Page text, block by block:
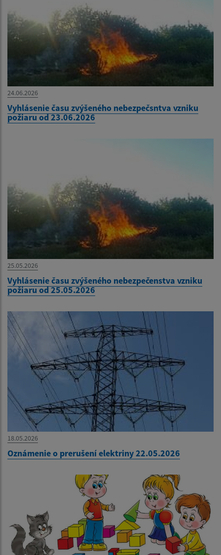
24.06.2026
Vyhlásenie času zvýšeného nebezpečsntva vzniku
požiaru od 23.06.2026
25.05.2026
Vyhlásenie času zvýšeného nebezpečenstva vzniku
požiaru od 25.05.2026
18.05.2026
Oznámenie o prerušení elektriny 22.05.2026